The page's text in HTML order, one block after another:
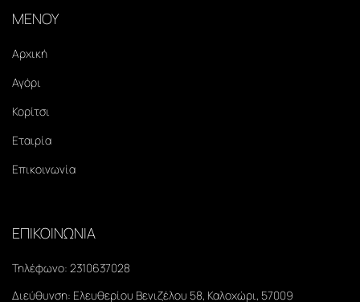
ΜΕΝΟΥ
Αρχική
Αγόρι
Κορίτσι
Εταιρία
Επικοινωνία
ΕΠΙΚΟΙΝΩΝΙΑ
Τηλέφωνο: 2310637028
Διεύθυνση: Ελευθερίου Βενιζέλου 58, Καλοχώρι, 57009